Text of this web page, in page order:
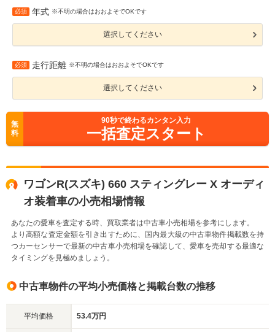
必須 年式 ※不明の場合はおおよそでOKです
選択してください
必須 走行距離 ※不明の場合はおおよそでOKです
選択してください
無
料
90秒で終わるカンタン入力
一括査定スタート
ワゴンR(スズキ) 660 スティングレー X オーディ
オ装着車の小売相場情報
あなたの愛車を査定する時、買取業者は中古車小売相場を参考にします。
より高額な査定金額を引き出すために、国内最大級の中古車物件掲載数を持
つカーセンサーで最新の中古車小売相場を確認して、愛車を売却する最適な
タイミングを見極めましょう。
中古車物件の平均小売価格と掲載台数の推移
平均価格 53.4万円